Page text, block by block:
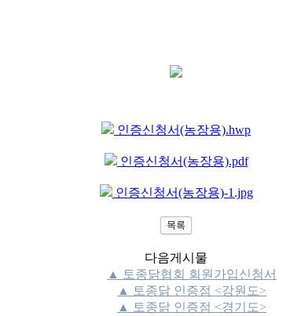
인증신청서(농장용).hwp
인증신청서(농장용).pdf
인증신청서(농장용)-1.jpg
다음게시물
▲ 토종닭협회 회원가입신청서
▲ 토종닭 인증점 <강원도>
▲ 토종닭 인증점 <경기도>